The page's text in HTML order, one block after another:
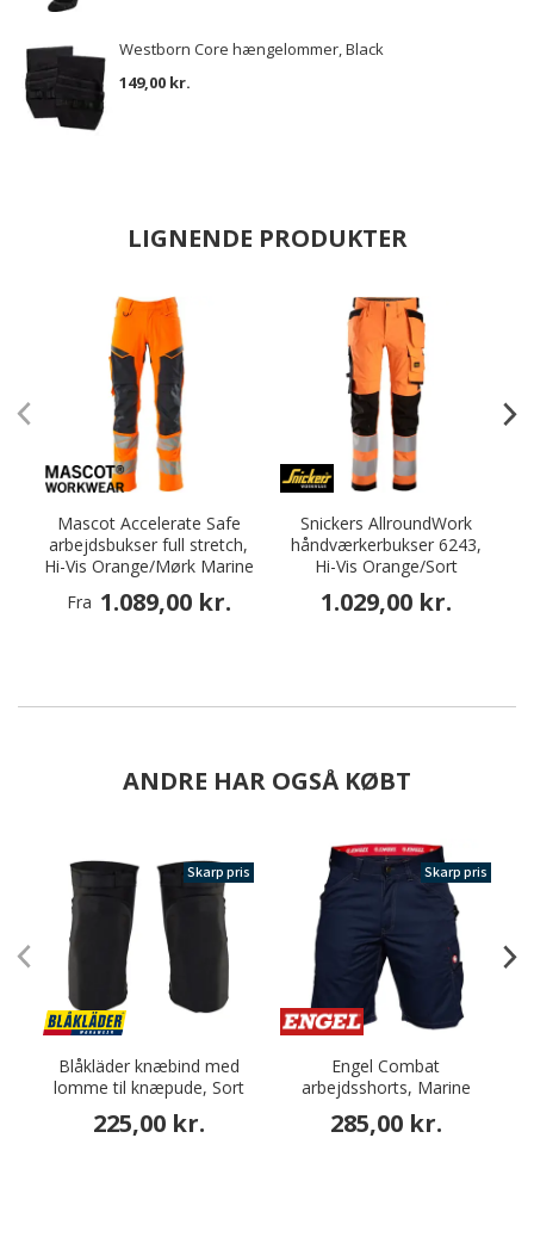
Westborn Core hængelommer, Black
149,00 kr.
LIGNENDE PRODUKTER
Mascot Accelerate Safe
arbejdsbukser full stretch,
Hi-Vis Orange/Mørk Marine
Fra 1.089,00 kr.
Snickers AllroundWork
håndværkerbukser 6243,
Hi-Vis Orange/Sort
1.029,00 kr.
ANDRE HAR OGSÅ KØBT
Skarp pris
Blåkläder knæbind med
lomme til knæpude, Sort
225,00 kr.
Skarp pris
Engel Combat
arbejdsshorts, Marine
285,00 kr.